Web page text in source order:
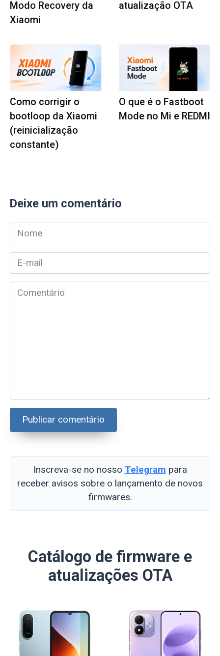
Modo Recovery da
Xiaomi
atualização OTA
Como corrigir o
bootloop da Xiaomi
(reinicialização
constante)
O que é o Fastboot
Mode no Mi e REDMI
Deixe um comentário
Nome
*
mail
*Comentário
Inscreva-se no nosso Telegram para
receber avisos sobre o lançamento de novos
firmwares.
Catálogo de firmware e
atualizações OTA